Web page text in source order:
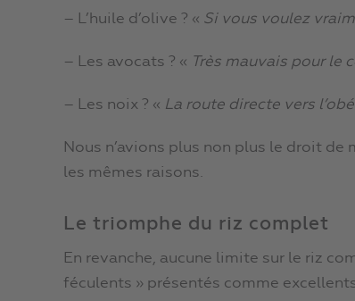
– L’huile d’olive ? « Si vous voulez
– Les avocats ? « Très mauvais pour le
– Les noix ? « La route directe vers
Nous n’avions plus non plus le droit
les mêmes raisons.
Le triomphe du riz complet
En revanche, aucune limite sur le riz
féculents » présentés comme